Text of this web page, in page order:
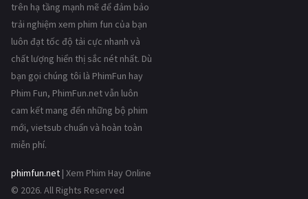
trên hạ tầng mạnh mẽ để đảm bảo
trải nghiệm xem phim fun của bạn
luôn đạt tốc độ tải cực nhanh và
chất lượng hiển thị sắc nét nhất. Dù
bạn gọi chúng tôi là PhimFun hay
Phim Fun, PhimFun.net vẫn luôn
cam kết mang đến những bộ phim
mới, vietsub chuẩn và hoàn toàn
miễn phí.
phimfun.net | Xem Phim Hay Online
© 2026. All Rights Reserved